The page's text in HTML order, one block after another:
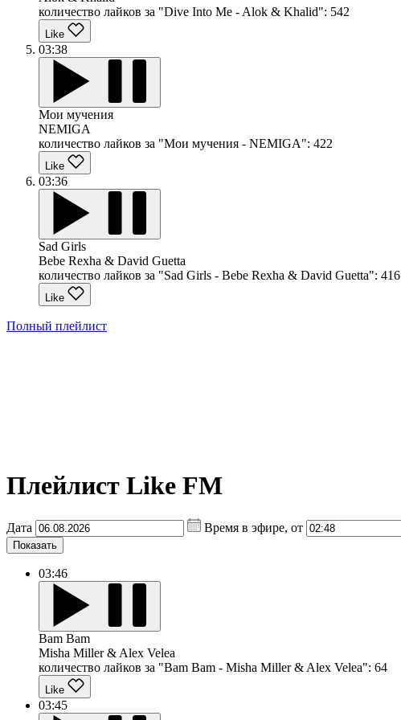
количество лайков за "Dive Into Me - Alok & Khalid": 542
Like
03:38
Мои мучения
NEMIGA
количество лайков за "Мои мучения - NEMIGA": 422
Like
03:36
Sad Girls
Bebe Rexha & David Guetta
количество лайков за "Sad Girls - Bebe Rexha & David Guetta": 416
Like
Полный плейлист
Плейлист Like FM
Дата Время в эфире, от
Показать
03:46
Bam Bam
Misha Miller & Alex Velea
количество лайков за "Bam Bam - Misha Miller & Alex Velea": 64
Like
03:45